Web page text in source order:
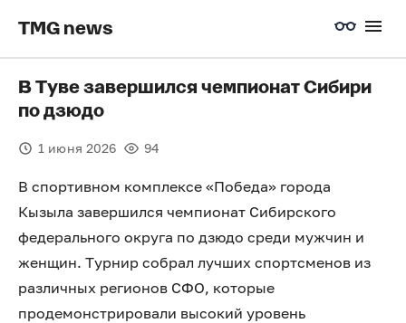
TMG news
В Туве завершился чемпионат Сибири
по дзюдо
1 июня 2026 94
В спортивном комплексе «Победа» города
Кызыла завершился чемпионат Сибирского
федерального округа по дзюдо среди мужчин и
женщин. Турнир собрал лучших спортсменов из
различных регионов СФО, которые
продемонстрировали высокий уровень